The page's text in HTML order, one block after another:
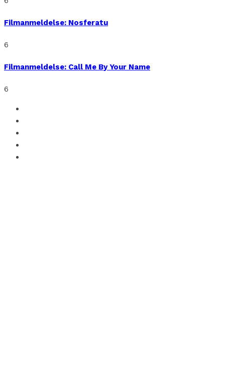
Filmanmeldelse: Nosferatu
6
Filmanmeldelse: Call Me By Your Name
6